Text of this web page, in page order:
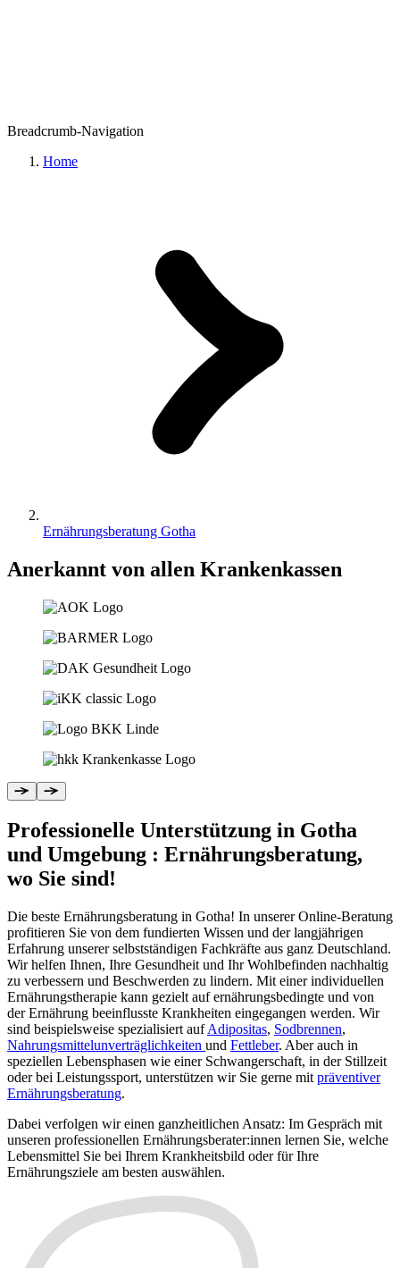
Breadcrumb-Navigation
Home
Ernährungsberatung Gotha
Anerkannt von allen Krankenkassen
Professionelle Unterstützung in Gotha
und Umgebung : Ernährungsberatung,
wo Sie sind!
Die beste Ernährungsberatung in Gotha! In unserer Online-Beratung
profitieren Sie von dem fundierten Wissen und der langjährigen
Erfahrung unserer selbstständigen Fachkräfte aus ganz Deutschland.
Wir helfen Ihnen, Ihre Gesundheit und Ihr Wohlbefinden nachhaltig
zu verbessern und Beschwerden zu lindern. Mit einer individuellen
Ernährungstherapie kann gezielt auf ernährungsbedingte und von
der Ernährung beeinflusste Krankheiten eingegangen werden. Wir
sind beispielsweise spezialisiert aufAdipositas, Sodbrennen,
Nahrungsmittelunverträglichkeiten und Fettleber. Aber auch in
speziellen Lebensphasen wie einer Schwangerschaft, in der Stillzeit
oder bei Leistungssport, unterstützen wir Sie gerne mit präventiver
Ernährungsberatung.
Dabei verfolgen wir einen ganzheitlichen Ansatz: Im Gespräch mit
unseren professionellen Ernährungsberater:innen lernen Sie, welche
Lebensmittel Sie bei Ihrem Krankheitsbild oder für Ihre
Ernährungsziele am besten auswählen.